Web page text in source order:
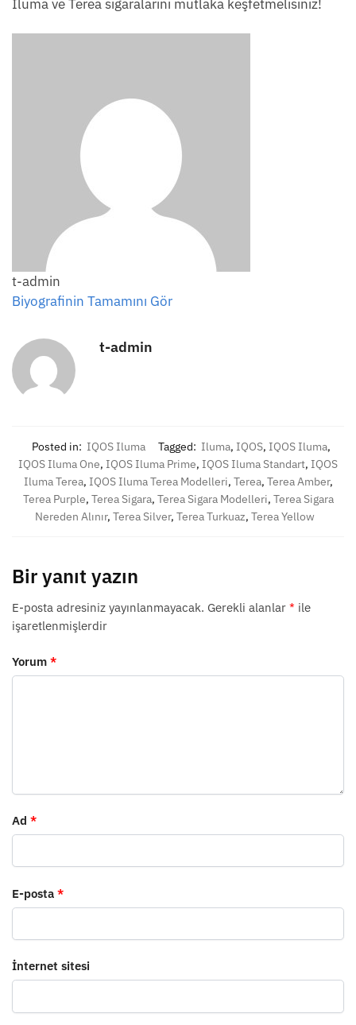
Iluma ve Terea sigaralarını mutlaka keşfetmelisiniz!
t-admin
Biyografinin Tamamını Gör
t-admin
Posted in: IQOS Iluma Tagged: Iluma, IQOS, IQOS Iluma,
IQOS Iluma One, IQOS Iluma Prime, IQOS Iluma Standart, IQOS
Iluma Terea, IQOS Iluma Terea Modelleri, Terea, Terea Amber,
Terea Purple, Terea Sigara, Terea Sigara Modelleri, Terea Sigara
Nereden Alınır, Terea Silver, Terea Turkuaz, Terea Yellow
Bir yanıt yazın
E-posta adresiniz yayınlanmayacak. Gerekli alanlar * ile
işaretlenmişlerdir
Yorum *
Ad *
E-posta *
İnternet sitesi